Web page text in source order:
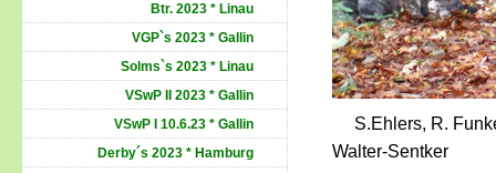
S.Ehlers, R.
Walter-Sentker
Btr. 2023 * Linau
VGP`s 2023 * Gallin
Solms`s 2023 * Linau
VSwP II 2023 * Gallin
VSwP I 10.6.23 * Gallin
Derby´s 2023 * Hamburg